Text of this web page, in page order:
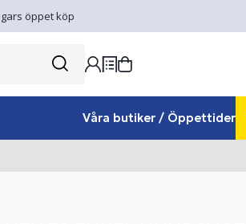
öppet köp
Våra butiker / Öppettider